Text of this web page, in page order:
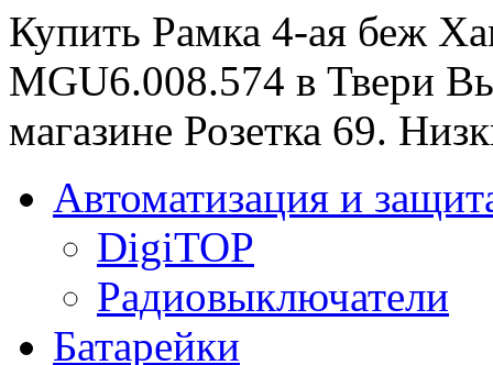
Купить Рамка 4-ая беж
MGU6.008.574 в Твери
магазине Розетка 69.
Автоматизация и
DigiTOP
Радиовыключатели
Батарейки